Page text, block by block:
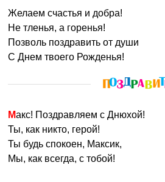
Желаем счастья и добра!
Не тленья, а горенья!
Позволь поздравить от души
С Днем твоего Рожденья!
Макс! Поздравляем с Днюхой!
Ты, как никто, герой!
Ты будь спокоен, Максик,
Мы, как всегда, с тобой!